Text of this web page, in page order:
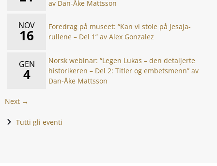
av Dan-Åke Mattsson
NOV
16
Foredrag på museet: “Kan vi stole på Jesaja-
rullene – Del 1” av Alex Gonzalez
GEN
4
Norsk webinar: “Legen Lukas – den detaljerte
historikeren – Del 2: Titler og embetsmenn” av
Dan-Åke Mattsson
Next →
Tutti gli eventi